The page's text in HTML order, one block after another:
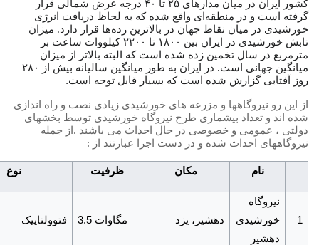
کشور ایران در میان مدارهای ۲۵ تا ۴۰ درجه عرض شمالی قرار
گرفته است و در منطقه‌ای واقع شده که به لحاظ دریافت انرژی
خورشیدی در میان نقاط جهان در بالاترین رده‌ها قرار دارد. میزان
تابش خورشیدی در ایران بین ۱۸۰۰ تا ۲۲۰۰ کیلووات ساعت بر
مترمربع در سال تخمین زده شده است که البته بالاتر از میزان
میانگین جهانی است. در ایران به طور میانگین سالیانه بیش از ۲۸۰
روز آفتابی گزارش شده است که بسیار قابل توجه است.
از این رو نیروگاهها و مزرعه های خورشیدی زیادی نصب و راه اندازی
شده اند و تعداد بیشماری طرح نیروگاه خورشیدی توسط بخشهای
دولتی ، عمومی و خصوصی در حال احداث می باشند .از جمله
نیروگاههای احداث شده و در دست اجرا عبارتند از :
نام مکان ظرفیت نوع
1
نیروگاه
خورشیدی
دهشیر
دهشیر، یزد 3.5 مگاوات فتوولتاییک